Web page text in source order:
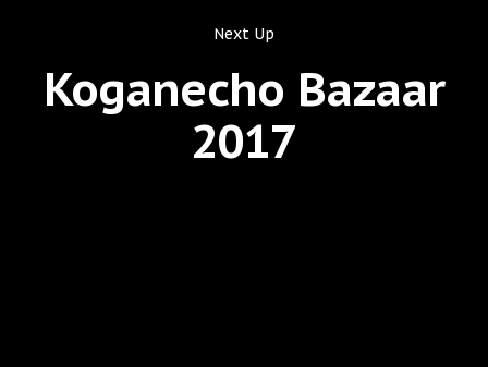
Next Up
Koganecho Bazaar
2017